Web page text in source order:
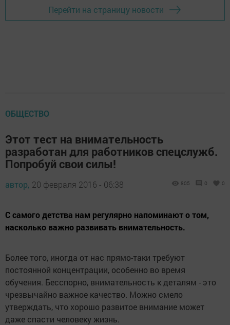
Перейти на страницу новости
ОБЩЕСТВО
Этот тест на внимательность
разработан для работников спецслужб.
Попробуй свои силы!
автор, 20 февраля 2016 - 06:38 805 0 0
С самого детства нам регулярно напоминают о том,
насколько важно развивать внимательность.
Более того, иногда от нас прямо-таки требуют
постоянной концентрации, особенно во время
обучения. Бесспорно, внимательность к деталям - это
чрезвычайно важное качество. Можно смело
утверждать, что хорошо развитое внимание может
даже спасти человеку жизнь.